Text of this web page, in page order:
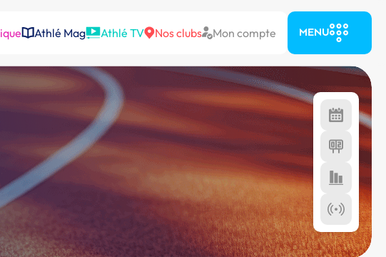
Athlé Mag Athlé TV Nos clubs Mon compte MENU